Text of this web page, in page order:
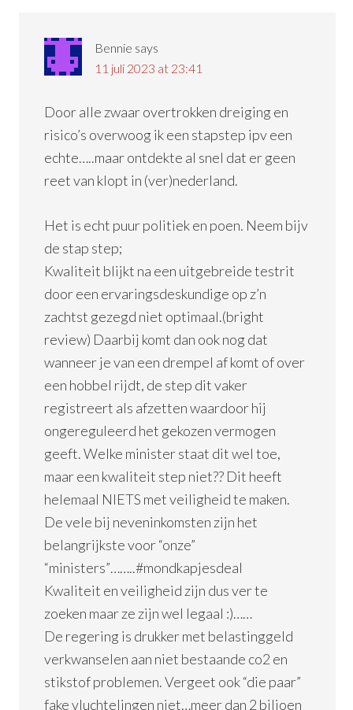
Bennie says
11 juli 2023 at 23:41
Door alle zwaar overtrokken dreiging en
risico’s overwoog ik een stapstep ipv een
echte…..maar ontdekte al snel dat er geen
reet van klopt in (ver)nederland.
Het is echt puur politiek en poen. Neem bijv
de stap step;
Kwaliteit blijkt na een uitgebreide testrit
door een ervaringsdeskundige op z’n
zachtst gezegd niet optimaal.(bright
review) Daarbij komt dan ook nog dat
wanneer je van een drempel af komt of over
een hobbel rijdt, de step dit vaker
registreert als afzetten waardoor hij
ongereguleerd het gekozen vermogen
geeft. Welke minister staat dit wel toe,
maar een kwaliteit step niet?? Dit heeft
helemaal NIETS met veiligheid te maken.
De vele bij neveninkomsten zijn het
belangrijkste voor “onze”
“ministers”……..#mondkapjesdeal
Kwaliteit en veiligheid zijn dus ver te
zoeken maar ze zijn wel legaal :)……
De regering is drukker met belastinggeld
verkwanselen aan niet bestaande co2 en
stikstof problemen. Vergeet ook “die paar”
fake vluchtelingen niet…meer dan 2 biljoen